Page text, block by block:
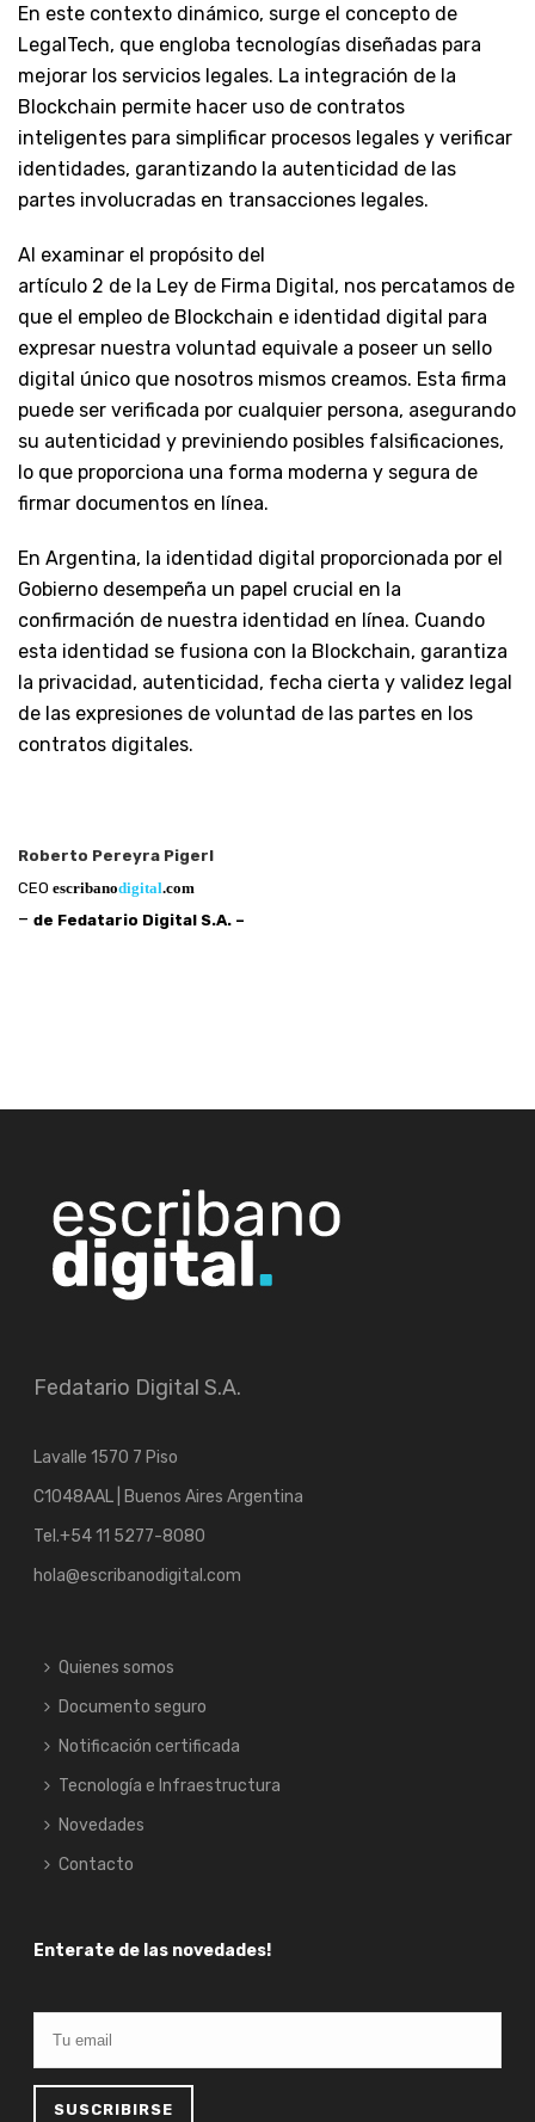
En este contexto dinámico, surge el concepto de
LegalTech, que engloba tecnologías diseñadas para
mejorar los servicios legales. La integración de la
Blockchain permite hacer uso de contratos
inteligentes para simplificar procesos legales y verificar
identidades, garantizando la autenticidad de las
partes involucradas en transacciones legales.
Al examinar el propósito del
artículo 2 de la Ley de Firma Digital, nos percatamos de
que el empleo de Blockchain e identidad digital para
expresar nuestra voluntad equivale a poseer un sello
digital único que nosotros mismos creamos. Esta firma
puede ser verificada por cualquier persona, asegurando
su autenticidad y previniendo posibles falsificaciones,
lo que proporciona una forma moderna y segura de
firmar documentos en línea.
En Argentina, la identidad digital proporcionada por el
Gobierno desempeña un papel crucial en la
confirmación de nuestra identidad en línea. Cuando
esta identidad se fusiona con la Blockchain, garantiza
la privacidad, autenticidad, fecha cierta y validez legal
de las expresiones de voluntad de las partes en los
contratos digitales.
Roberto Pereyra Pigerl
CEO escribanodigital.com
– de Fedatario Digital S.A. –
Fedatario Digital S.A.
Lavalle 1570 7 Piso
C1048AAL | Buenos Aires Argentina
Tel.+54 11 5277-8080
hola@escribanodigital.com
Quienes somos
Documento seguro
Notificación certificada
Tecnología e Infraestructura
Novedades
Contacto
Enterate de las novedades!